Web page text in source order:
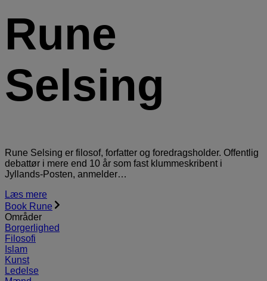
Rune
Selsing
Rune Selsing er filosof, forfatter og foredragsholder. Offentlig
debattør i mere end 10 år som fast klummeskribent i
Jyllands-Posten, anmelder…
Læs mere
Book Rune
Områder
Borgerlighed
Filosofi
Islam
Kunst
Ledelse